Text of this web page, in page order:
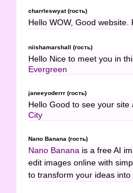
charrleswyat (гость)
Hello WOW, Good
niishamarshall (гость)
Hello Nice to meet you in
Evergreen
janeeyoderrr (гость)
Hello Good to see your
City
Nano Banana (гость)
Nano Banana is a free AI
edit images online with
to transform your ideas